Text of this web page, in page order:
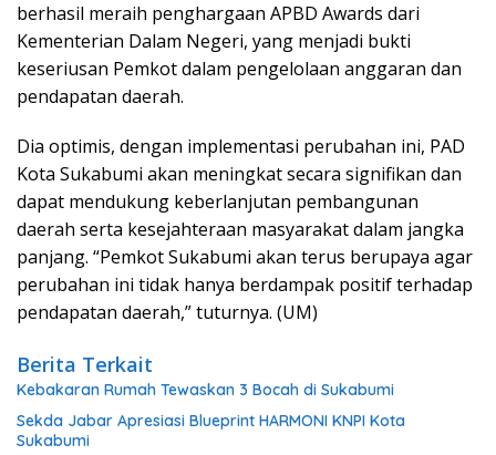
berhasil meraih penghargaan APBD Awards dari
Kementerian Dalam Negeri, yang menjadi bukti
keseriusan Pemkot dalam pengelolaan anggaran dan
pendapatan daerah.
Dia optimis, dengan implementasi perubahan ini, PAD
Kota Sukabumi akan meningkat secara signifikan dan
dapat mendukung keberlanjutan pembangunan
daerah serta kesejahteraan masyarakat dalam jangka
panjang. “Pemkot Sukabumi akan terus berupaya agar
perubahan ini tidak hanya berdampak positif terhadap
pendapatan daerah,” tuturnya. (UM)
Berita Terkait
Kebakaran Rumah Tewaskan 3 Bocah di Sukabumi
Sekda Jabar Apresiasi Blueprint HARMONI KNPI Kota
Sukabumi